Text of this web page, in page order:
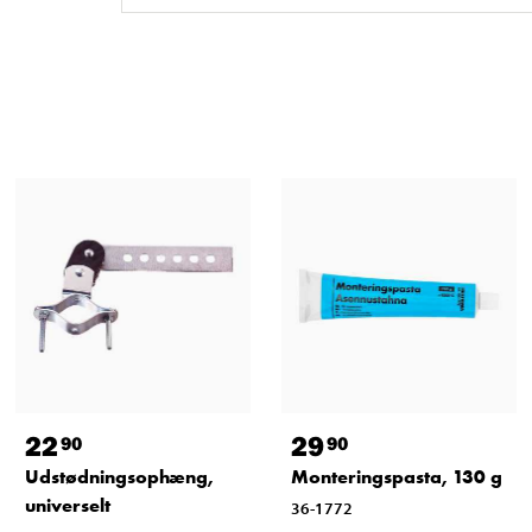
2290
Udstødningsophæng,
universelt
2990
Monteringspasta, 130 g
36-1772